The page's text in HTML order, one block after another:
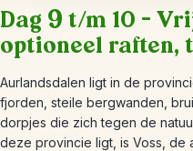
Dag 9 t/m 10 –
optioneel raften,
Aurlandsdalen ligt in de
fjorden, steile bergwanden,
dorpjes die zich tegen de
deze provincie ligt, is Voss, de